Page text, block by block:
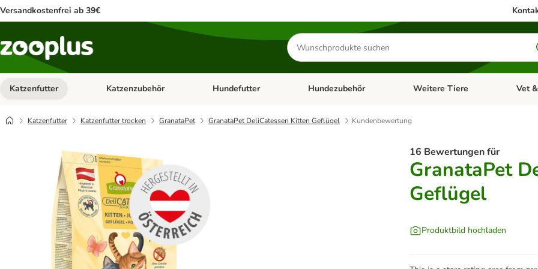
Versandkostenfrei ab 39€
Produkte
suchen
Katzenfutter Kategorie-Menü öffnen: Katzenfutter
Katzenzubehör Kategorie-Menü öffnen: Katzenzubehör
Hundefutter Kategorie-Menü öffnen: Hundefutter
Hundezubehör Kategorie-Menü öffnen:
Weitere Tiere Vet
Katzenfutter Katzenfutter trocken GranataPet GranataPet DeliCatessen Kitten Geflügel Kundenbewertung
16 Bewertungen für
GranataPet
Geflügel
Produktbild hochladen